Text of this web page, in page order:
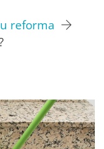
reforma